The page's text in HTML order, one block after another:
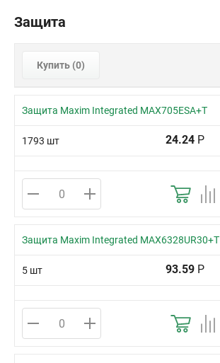
Защита
Купить (0)
Защита Maxim Integrated MAX705ESA+T
1793 шт 24.24 Р
Защита Maxim Integrated MAX6328UR30+T
5 шт 93.59 Р